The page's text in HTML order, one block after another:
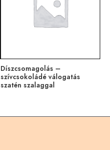
Díszcsomagolás –
szívcsokoládé válogatás
szatén szalaggal